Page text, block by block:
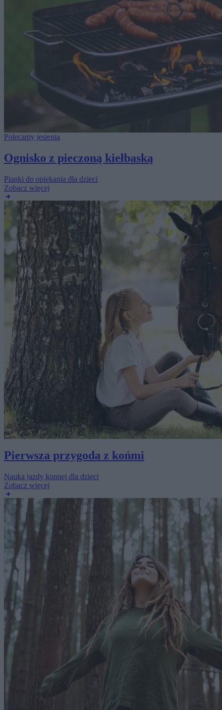
Polecamy jesienią
Ognisko z pieczoną kiełbaską
Pianki do opiekania dla dzieci
Zobacz więcej
Pierwsza przygoda z końmi
Nauka jazdy konnej dla dzieci
Zobacz więcej